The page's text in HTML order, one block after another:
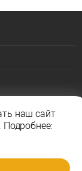
наш сайт
Подробнее: